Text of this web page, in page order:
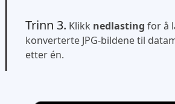
Trinn 3. Klikk nedlasting for å
konverterte JPG-bildene til
etter én.